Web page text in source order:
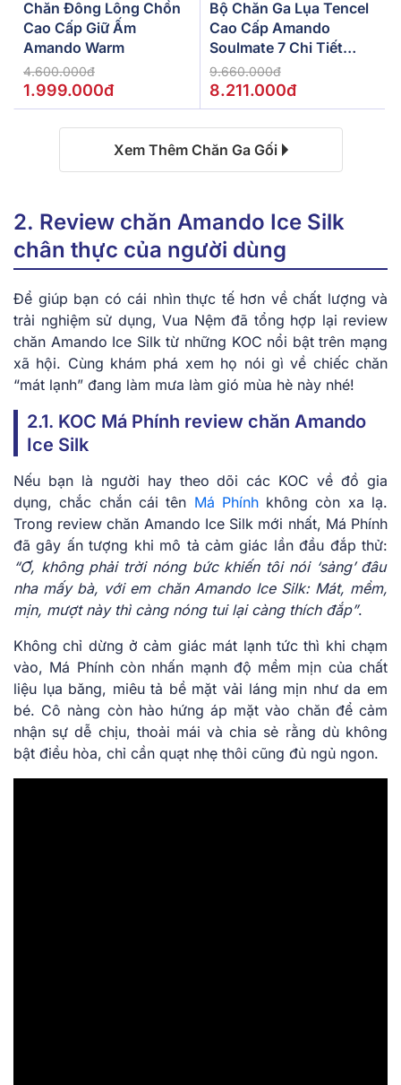
Chăn Đông Lông Chồn
Cao Cấp Giữ Ấm
Amando Warm
4.600.000đ
1.999.000đ
Bộ Chăn Ga Lụa Tencel
Cao Cấp Amando
Soulmate 7 Chi Tiết
Màu Kem
9.660.000đ
8.211.000đ
Xem Thêm Chăn Ga Gối
2. Review chăn Amando Ice Silk
chân thực của người dùng
Để giúp bạn có cái nhìn thực tế hơn về chất lượng và
trải nghiệm sử dụng, Vua Nệm đã tổng hợp lại review
chăn Amando Ice Silk từ những KOC nổi bật trên mạng
xã hội. Cùng khám phá xem họ nói gì về chiếc chăn
“mát lạnh” đang làm mưa làm gió mùa hè này nhé!
2.1. KOC Má Phính review chăn Amando
Ice Silk
Nếu bạn là người hay theo dõi các KOC về đồ gia
dụng, chắc chắn cái tên Má Phínhkhông còn xa lạ.
Trong review chăn Amando Ice Silk mới nhất, Má Phính
đã gây ấn tượng khi mô tả cảm giác lần đầu đắp thử:
“Ơ, không phải trời nóng bức khiến tôi nói ‘sảng’ đâu
nha mấy bà, với em chăn Amando Ice Silk: Mát, mềm,
mịn, mượt này thì càng nóng tui lại càng thích đắp”.
Không chỉ dừng ở cảm giác mát lạnh tức thì khi chạm
vào, Má Phính còn nhấn mạnh độ mềm mịn của chất
liệu lụa băng, miêu tả bề mặt vải láng mịn như da em
bé. Cô nàng còn hào hứng áp mặt vào chăn để cảm
nhận sự dễ chịu, thoải mái và chia sẻ rằng dù không
bật điều hòa, chỉ cần quạt nhẹ thôi cũng đủ ngủ ngon.